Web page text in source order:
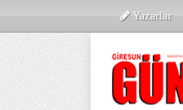
Yazarlar